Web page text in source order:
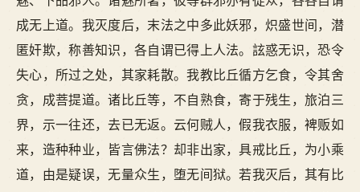
成无上道。我灭度后，末法之中多此妖邪，炽盛世间，潜
匿奸欺，称善知识，各自谓已得上人法。詃惑无识，恐令
失心，所过之处，其家耗散。我教比丘循方乞食，令其舍
贪，成菩提道。诸比丘等，不自熟食，寄于残生，旅泊三
界，示一往还，去已无返。云何贼人，假我衣服，裨贩如
来，造种种业，皆言佛法？却非出家，具戒比丘，为小乘
道，由是疑误，无量众生，堕无间狱。若我灭后，其有比